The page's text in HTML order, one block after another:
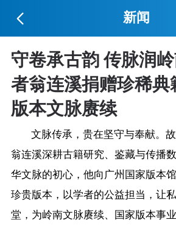
新闻
守卷承古韵 传脉润
者翁连溪捐赠珍稀典
版本文脉赓续
文脉传承，贵在坚守与奉献。
翁连溪深耕古籍研究、鉴藏与传播
华文脉的初心，他向广州国家版本
珍贵版本，以学者的公益担当，让
堂，为岭南文脉赓续、国家版本事业